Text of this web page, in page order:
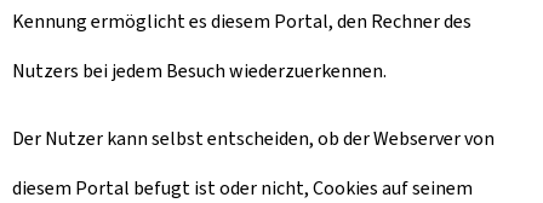
Kennung ermöglicht es diesem Portal, den Rechner des
Nutzers bei jedem Besuch wiederzuerkennen.
Der Nutzer kann selbst entscheiden, ob der Webserver von
diesem Portal befugt ist oder nicht, Cookies auf seinem